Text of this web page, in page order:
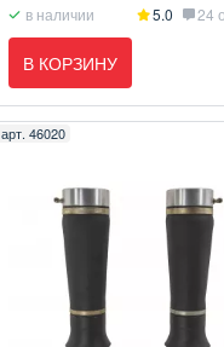
в наличии 5.0 24
В КОРЗИНУ
арт. 46020